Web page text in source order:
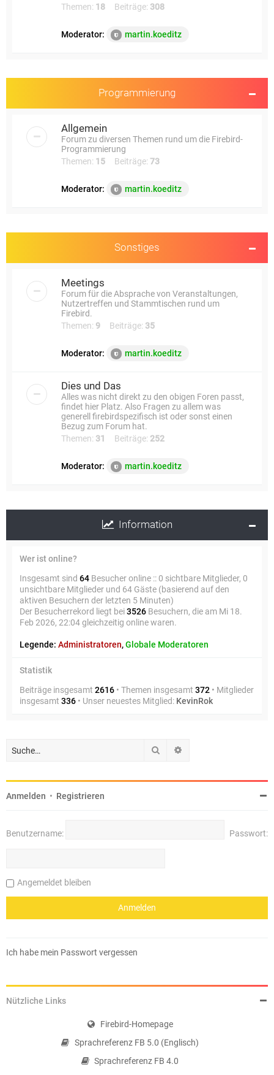
Themen: 18 Beiträge: 308
Moderator: martin.koeditz
Programmierung
Allgemein
Forum zu diversen Themen rund um die Firebird-
Programmierung
Themen: 15 Beiträge: 73
Moderator: martin.koeditz
Sonstiges
Meetings
Forum für die Absprache von Veranstaltungen,
Nutzertreffen und Stammtischen rund um
Firebird.
Themen: 9 Beiträge: 35
Moderator: martin.koeditz
Dies und Das
Alles was nicht direkt zu den obigen Foren passt,
findet hier Platz. Also Fragen zu allem was
generell firebirdspezifisch ist oder sonst einen
Bezug zum Forum hat.
Themen: 31 Beiträge: 252
Moderator: martin.koeditz
Information
Wer ist online?
Insgesamt sind 64 Besucher online :: 0 sichtbare Mitglieder, 0
unsichtbare Mitglieder und 64 Gäste (basierend auf den
aktiven Besuchern der letzten 5 Minuten)
Der Besucherrekord liegt bei3526 Besuchern, die am Mi 18.
Feb 2026, 22:04 gleichzeitig online waren.
Legende: Administratoren,Globale Moderatoren
Statistik
Beiträge insgesamt 2616 • Themen insgesamt 372 • Mitglieder
insgesamt 336 • Unser neuestes Mitglied: KevinRok
Suche
Anmelden • Registrieren
Benutzername: Passwort:
Angemeldet bleiben
Ich habe mein Passwort vergessen
Nützliche Links
Firebird-Homepage
Sprachreferenz FB 5.0 (Englisch)
Sprachreferenz FB 4.0